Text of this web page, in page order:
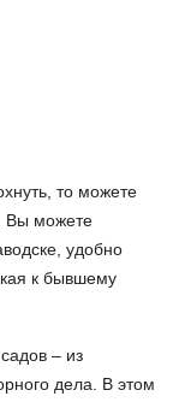
то можете
Вы можете
удобно
к бывшему
– из
дела. В этом